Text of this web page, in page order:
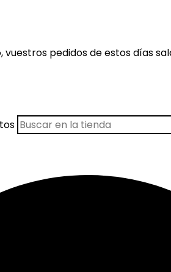
pedidos de estos días
Flores